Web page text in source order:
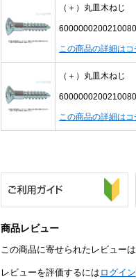
（＋）丸皿木ねじ
この商品の詳細はコ
（＋）丸皿木ねじ
この商品の詳細はコ
商品レビュー
この商品に寄せられたレビューは
レビューを評価するには ログイン